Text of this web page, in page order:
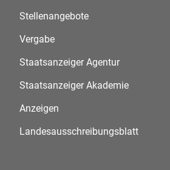
Stellenangebote
Vergabe
Staatsanzeiger Agentur
Staatsanzeiger Akademie
Anzeigen
Landesausschreibungsblatt